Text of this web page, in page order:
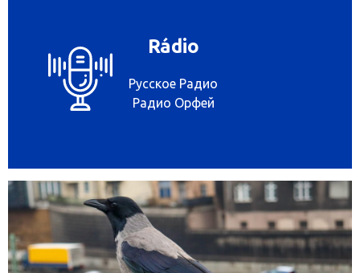
Rádio
Русское Радио
Радио Орфей